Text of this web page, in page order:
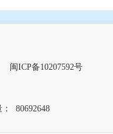
合实验区、83个县（市
政务服务平台对接，成
续拓展系统功能。围绕
闽ICP备10207592号
80692648